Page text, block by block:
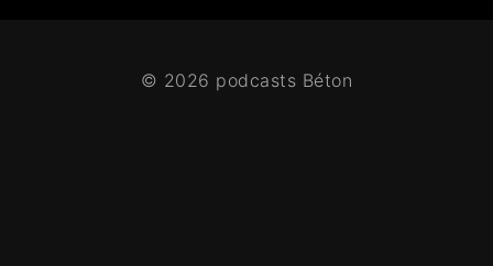
© 2026 podcasts Béton